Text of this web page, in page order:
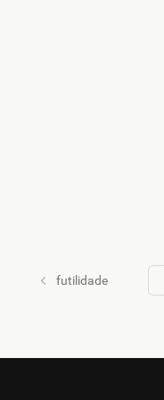
futilidade